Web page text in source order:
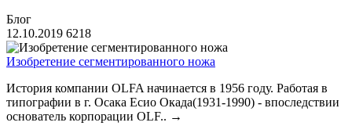
Блог
12.10.2019 6218
Изобретение сегментированного ножа
История компании OLFA начинается в 1956 году. Работая в
типографии в г. Осака Есио Окада(1931-1990) - впоследствии
основатель корпорации OLF.. →